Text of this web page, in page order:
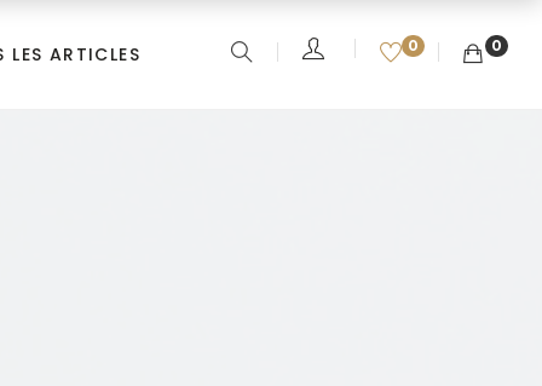
LES ARTICLES 0 0